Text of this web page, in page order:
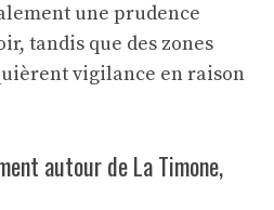
une prudence
tandis que des zones
vigilance en raison
autour de La Timone,